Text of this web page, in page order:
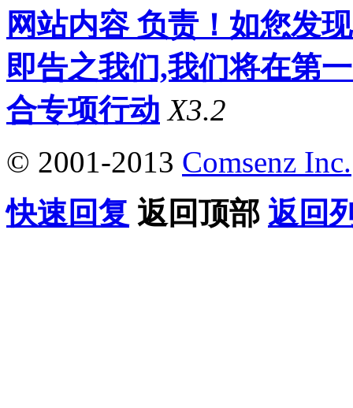
网站内容 负责！如您发
即告之我们,我们将在第
合专项行动 X3.2
© 2001-2013 Comsenz Inc.
快速回复 返回顶部 返回